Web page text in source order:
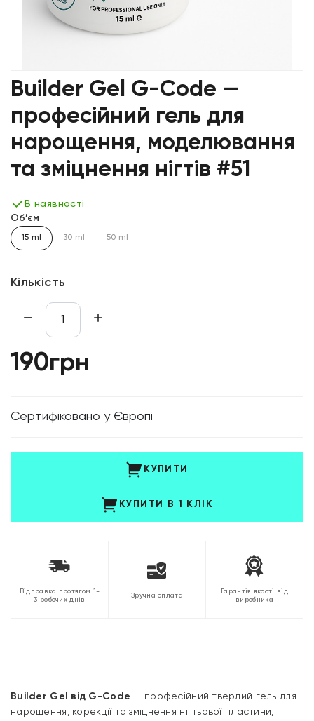
Builder Gel G-Code —
професійний гель для
нарощення, моделювання
та зміцнення нігтів #51
В наявності
Об’єм
15 ml 30 ml 50 ml
Кількість
190грн
Cертифіковано у Європі
КУПИТИ
КУПИТИ В 1 КЛІК
Відправка протягом 1-
3 робочих днів
Зручна оплата
Гарантія якості від
виробника
Builder Gel від G-Code — професійний твердий гель для
нарощення, корекції та зміцнення нігтьової пластини,